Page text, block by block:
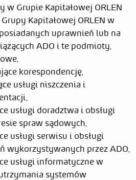
Grupie Kapitałowej ORLEN
Kapitałowej ORLEN w
uprawnień lub na
ADO i te podmioty,
korespondencję,
usługi niszczenia i
usługi doradztwa i obsługi
spraw sądowych,
usługi serwisu i obsługi
wykorzystywanych przez ADO,
usługi informatyczne w
systemów